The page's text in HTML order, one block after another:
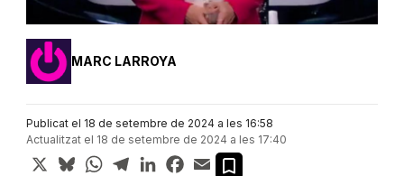
MARC LARROYA
Publicat el 18 de setembre de 2024 a les 16:58
Actualitzat el 18 de setembre de 2024 a les 17:40
X BlueskyWhatsApp
TelegramLinkedInFacebook
Email